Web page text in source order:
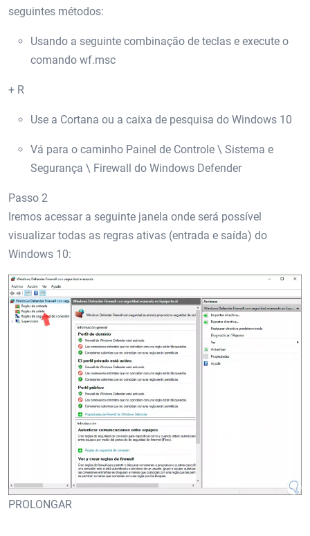
seguintes métodos:
Usando a seguinte combinação de teclas e execute o
comando wf.msc
+ R
Use a Cortana ou a caixa de pesquisa do Windows 10
Vá para o caminho Painel de Controle \ Sistema e
Segurança \ Firewall do Windows Defender
Passo 2
Iremos acessar a seguinte janela onde será possível
visualizar todas as regras ativas (entrada e saída) do
Windows 10:
PROLONGAR